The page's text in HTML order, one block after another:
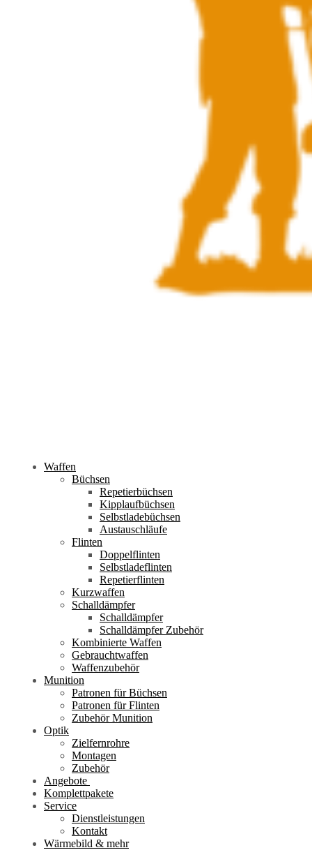
Waffen
Büchsen
Repetierbüchsen
Kipplaufbüchsen
Selbstladebüchsen
Austauschläufe
Flinten
Doppelflinten
Selbstladeflinten
Repetierflinten
Kurzwaffen
Schalldämpfer
Schalldämpfer
Schalldämpfer Zubehör
Kombinierte Waffen
Gebrauchtwaffen
Waffenzubehör
Munition
Patronen für Büchsen
Patronen für Flinten
Zubehör Munition
Optik
Zielfernrohre
Montagen
Zubehör
Angebote
Komplettpakete
Service
Dienstleistungen
Kontakt
Wärmebild & mehr